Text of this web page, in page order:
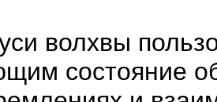
волхвы
состояние